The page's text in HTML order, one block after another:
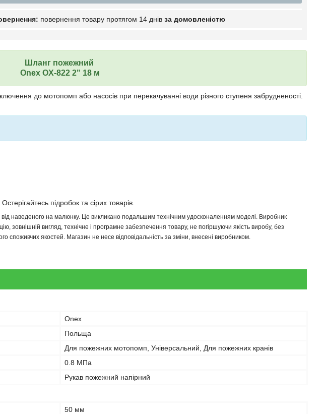
повернення товару протягом 14 днів за домовленістю
Шланг пожежний
Onex OX-822 2" 18 м
до мотопомп або насосів при перекачуванні води різного ступеня забрудненості.
Остерігайтесь підробок та сірих товарів.
від наведеного на малюнку. Це викликано подальшим технічним удосконаленням моделі. Виробник
зовнішній вигляд, технічне і програмне забезпечення товару, не погіршуючи якість виробу, без
якостей. Магазин не несе відповідальність за зміни, внесені виробником.
Onex
Польща
Для пожежних мотопомп, Універсальний, Для пожежних кранів
0.8 МПа
Рукав пожежний напірний
50 мм